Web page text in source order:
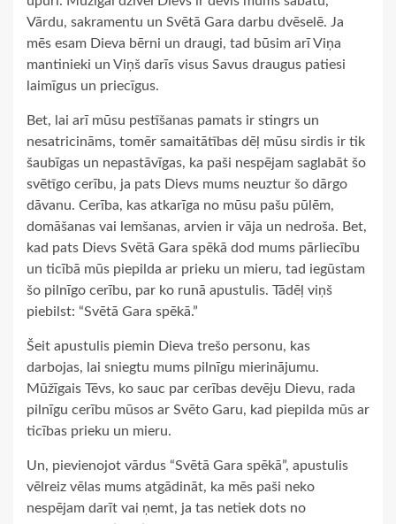
Vārdu, sakramentu un Svētā Gara darbu dvēselē. Ja
mēs esam Dieva bērni un draugi, tad būsim arī Viņa
mantinieki un Viņš darīs visus Savus draugus patiesi
laimīgus un priecīgus.
Bet, lai arī mūsu pestīšanas pamats ir stingrs un
nesatricināms, tomēr samaitātības dēļ mūsu sirdis ir tik
šaubīgas un nepastāvīgas, ka paši nespējam saglabāt šo
svētīgo cerību, ja pats Dievs mums neuztur šo dārgo
dāvanu. Cerība, kas atkarīga no mūsu pašu pūlēm,
domāšanas vai lemšanas, arvien ir vāja un nedroša. Bet,
kad pats Dievs Svētā Gara spēkā dod mums pārliecību
un ticībā mūs piepilda ar prieku un mieru, tad iegūstam
šo pilnīgo cerību, par ko runā apustulis. Tādēļ viņš
piebilst: “Svētā Gara spēkā.”
Šeit apustulis piemin Dieva trešo personu, kas
darbojas, lai sniegtu mums pilnīgu mierinājumu.
Mūžīgais Tēvs, ko sauc par cerības devēju Dievu, rada
pilnīgu cerību mūsos ar Svēto Garu, kad piepilda mūs ar
ticības prieku un mieru.
Un, pievienojot vārdus “Svētā Gara spēkā”, apustulis
vēlreiz vēlas mums atgādināt, ka mēs paši neko
nespējam darīt vai ņemt, ja tas netiek dots no